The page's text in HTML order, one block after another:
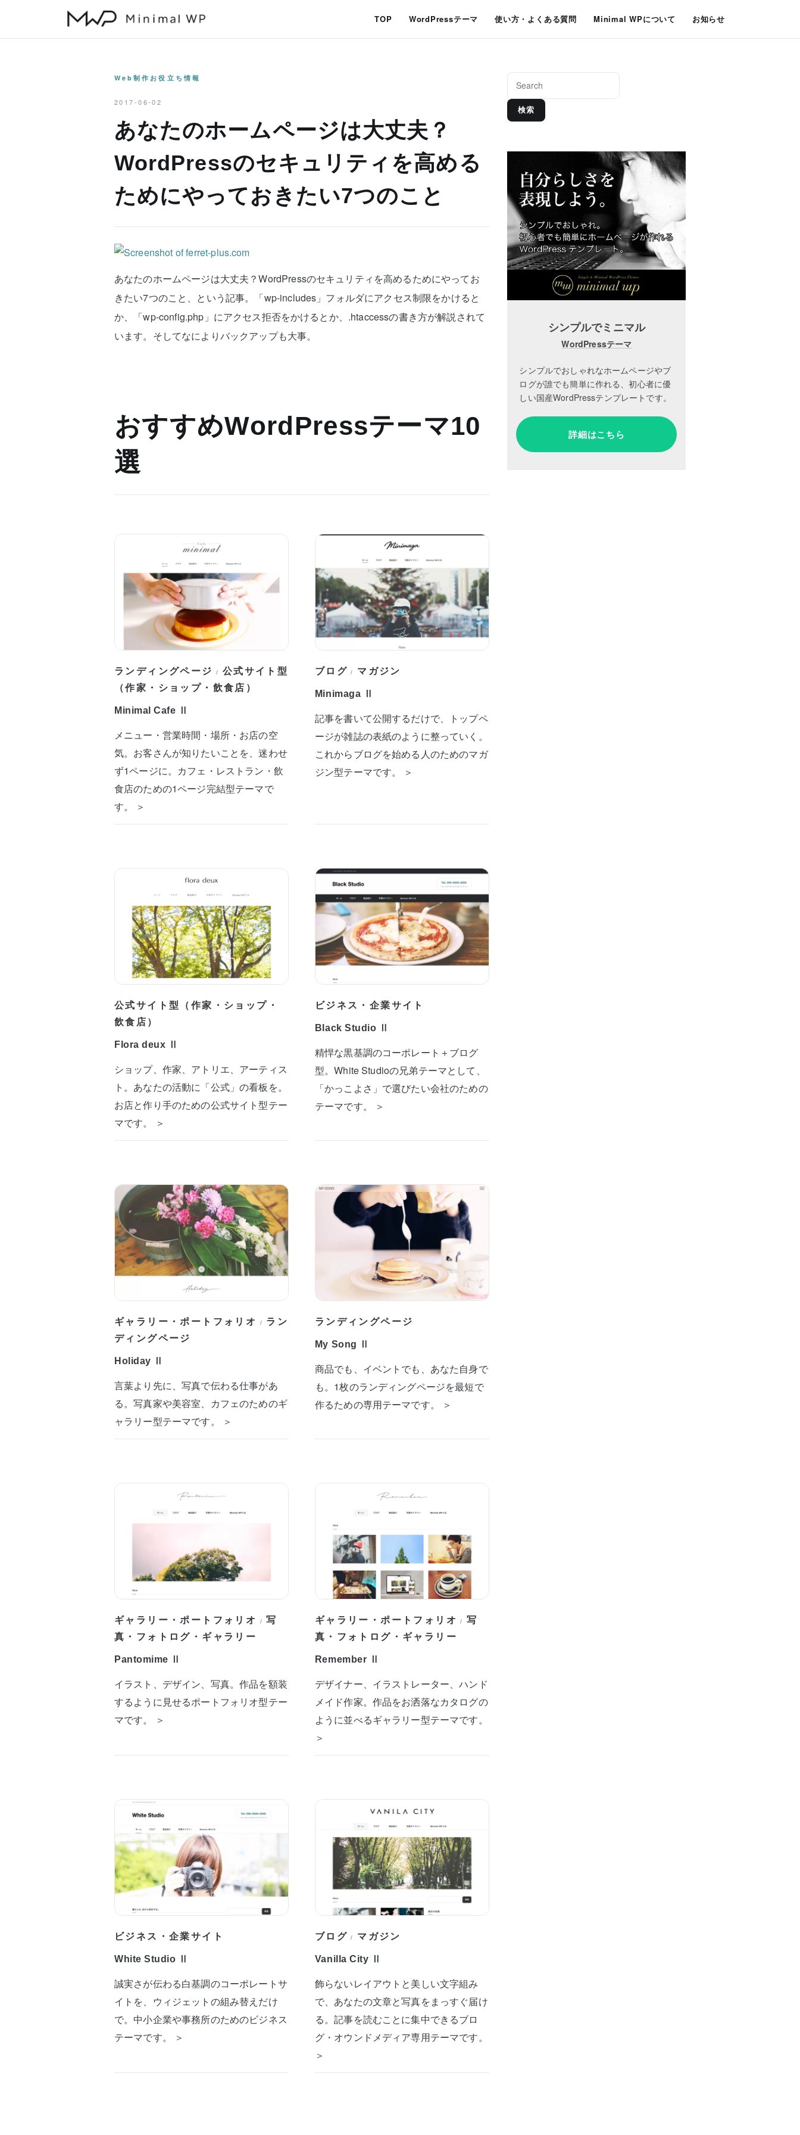
TOP WordPressテーマ 使い方・よくある質問 Minimal WPについて お知らせ
Web制作お役立ち情報
2017-06-02
あなたのホームページは大丈夫？
WordPressのセキュリティを高める
ためにやっておきたい7つのこと
あなたのホームページは大丈夫？WordPressのセキュリティを高めるためにやってお
きたい7つのこと、という記事。「wp-includes」フォルダにアクセス制限をかけると
か、「wp-config.php」にアクセス拒否をかけるとか、.htaccessの書き方が解説されて
います。そしてなによりバックアップも大事。
おすすめWordPressテーマ10
選
ランディングページ / 公式サイト型
（作家・ショップ・飲食店）
Minimal Cafe Ⅱ
メニュー・営業時間・場所・お店の空
気。お客さんが知りたいことを、迷わせ
ず1ページに。カフェ・レストラン・飲
食店のための1ページ完結型テーマで
す。 ＞
ブログ / マガジン
Minimaga Ⅱ
記事を書いて公開するだけで、トップペ
ージが雑誌の表紙のように整っていく。
これからブログを始める人のためのマガ
ジン型テーマです。 ＞
公式サイト型（作家・ショップ・
飲食店）
Flora deux Ⅱ
ショップ、作家、アトリエ、アーティス
ト。あなたの活動に「公式」の看板を。
お店と作り手のための公式サイト型テー
マです。 ＞
ビジネス・企業サイト
Black Studio Ⅱ
精悍な黒基調のコーポレート＋ブログ
型。White Studioの兄弟テーマとして、
「かっこよさ」で選びたい会社のための
テーマです。 ＞
ギャラリー・ポートフォリオ / ラン
ディングページ
Holiday Ⅱ
言葉より先に、写真で伝わる仕事があ
る。写真家や美容室、カフェのためのギ
ャラリー型テーマです。 ＞
ランディングページ
My Song Ⅱ
商品でも、イベントでも、あなた自身で
も。1枚のランディングページを最短で
作るための専用テーマです。 ＞
ギャラリー・ポートフォリオ /写
真・フォトログ・ギャラリー
Pantomime Ⅱ
イラスト、デザイン、写真。作品を額装
するように見せるポートフォリオ型テー
マです。 ＞
ギャラリー・ポートフォリオ /写
真・フォトログ・ギャラリー
Remember Ⅱ
デザイナー、イラストレーター、ハンド
メイド作家。作品をお洒落なカタログの
ように並べるギャラリー型テーマです。
＞
ビジネス・企業サイト
White Studio Ⅱ
誠実さが伝わる白基調のコーポレートサ
イトを、ウィジェットの組み替えだけ
で。中小企業や事務所のためのビジネス
テーマです。 ＞
ブログ / マガジン
Vanilla City Ⅱ
飾らないレイアウトと美しい文字組み
で、あなたの文章と写真をまっすぐ届け
る。記事を読むことに集中できるブロ
グ・オウンドメディア専用テーマです。
＞
検索
シンプルでミニマル
WordPressテーマ
シンプルでおしゃれなホームページやブ
ログが誰でも簡単に作れる、初心者に優
しい国産WordPressテンプレートです。
詳細はこちら